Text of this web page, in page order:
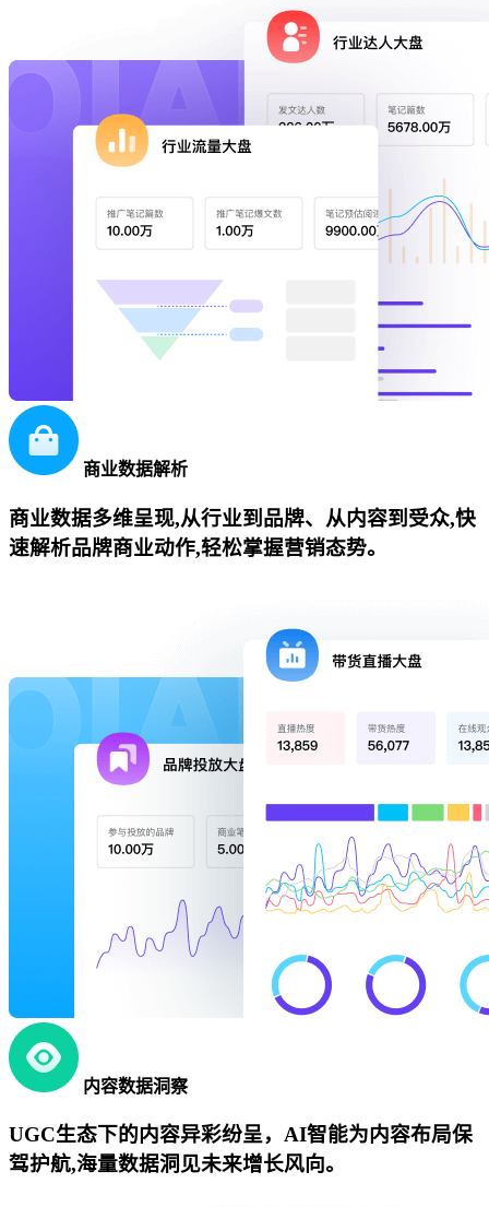
商业数据解析
商业数据多维呈现,从行业到品牌、从内容到受众,快
速解析品牌商业动作,轻松掌握营销态势。
内容数据洞察
UGC生态下的内容异彩纷呈，AI智能为内容布局保
驾护航,海量数据洞见未来增长风向。